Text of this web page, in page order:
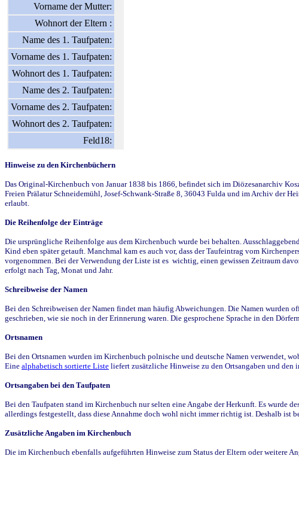
Vorname der Mutter:
Wohnort der Eltern :
Name des 1. Taufpaten:
Vorname des 1. Taufpaten:
Wohnort des 1. Taufpaten:
Name des 2. Taufpaten:
Vorname des 2. Taufpaten:
Wohnort des 2. Taufpaten:
Feld18:
Hinweise zu den Kirchenbüchern
Das Original-Kirchenbuch von Januar 1838 bis 1866, befindet sich im Diözesanarchiv
Freien Prälatur Schneidemühl, Josef-Schwank-Straße 8, 36043 Fulda und im Archiv der
erlaubt.
Die Reihenfolge der Einträge
Die ursprüngliche Reihenfolge aus dem Kirchenbuch wurde bei behalten.
Kind eben später getauft. Manchmal kam es auch vor, dass der Taufeintrag vom
vorgenommen. Bei der Verwendung der Liste ist es wichtig, einen gewissen Zeitraum
erfolgt nach Tag, Monat und Jahr.
Schreibweise der Namen
Bei den Schreibweisen der Namen findet man häufig Abweichungen. Die Namen wurden
geschrieben, wie sie noch in der Erinnerung waren. Die gesprochene Sprache in den
Ortsnamen
Bei den Ortsnamen wurden im Kirchenbuch polnische und deutsche Namen verwendet,
Eine alphabetisch sortierte Liste liefert zusätzliche Hinweise zu den Ortsangaben und den
Ortsangaben bei den Taufpaten
Bei den Taufpaten stand im Kirchenbuch nur selten eine Angabe der Herkunft. Es wurde
allerdings festgestellt, dass diese Annahme doch wohl nicht immer richtig ist. Deshalb ist
Zusätzliche Angaben im Kirchenbuch
Die im Kirchenbuch ebenfalls aufgeführten Hinweise zum Status der Eltern oder weitere